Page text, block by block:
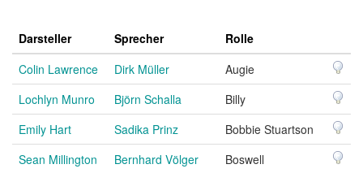
Darsteller Sprecher
Rolle
Colin Lawrence
Dirk Müller
Augie
Lochlyn Munro
Björn Schalla
Billy
Emily Hart
Sadika Prinz
Bobbie Stuartson
Sean Millington
Bernhard Völger
Boswell